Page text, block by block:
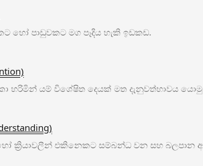
හෝ පාඩුවකට මග පෑදිය හැකි ඉඩකඩ.
හරිමින් යම් විශේෂිත දෙයක් මත දැනුවත්භාවය
ක්‍රියාවලීන් එකිනෙකට සම්බන්ධ වන සහ බලපාන